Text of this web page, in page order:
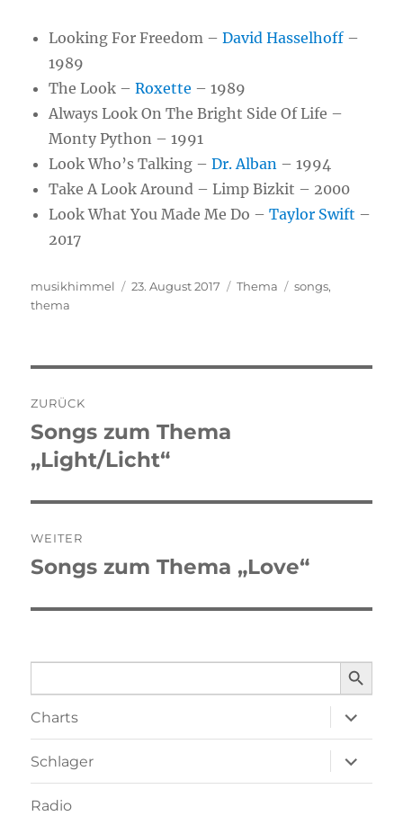
Looking For Freedom –David Hasselhoff –
1989
The Look –Roxette – 1989
Always Look On The Bright Side Of Life –
Monty Python – 1991
Look Who’s Talking –Dr. Alban – 1994
Take A Look Around – Limp Bizkit – 2000
Look What You Made Me Do –Taylor Swift –
2017
Autor
musikhimmel
Veröffentlicht
23. August 2017 Kategorien
Thema Schlagwörter
songs,
thema
ZURÜCK
Vorheriger
Beitrag:
Songs zum Thema
„Light/Licht“
WEITER
Nächster
Songs zum Thema „Love“
Search
SEARCH
Charts
öffnen
Schlager
öffnen
Radio